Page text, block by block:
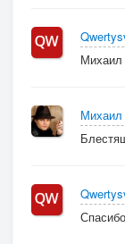
Михаил
Михаил